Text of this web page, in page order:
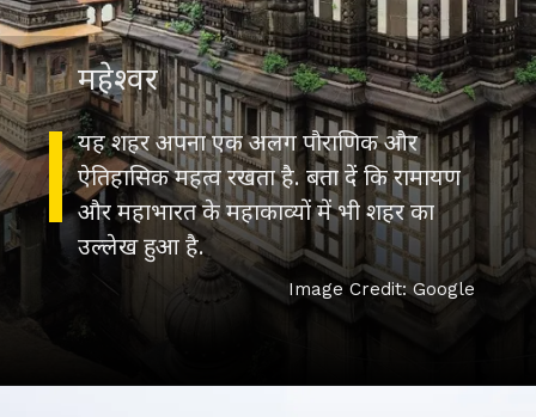
यह शहर अपना एक अलग पौराणिक और
ऐतिहासिक महत्व रखता है. बता दें कि रामायण
और महाभारत के महाकाव्यों में भी शहर का
उल्लेख हुआ है.
महेश्वर
Image Credit: Google